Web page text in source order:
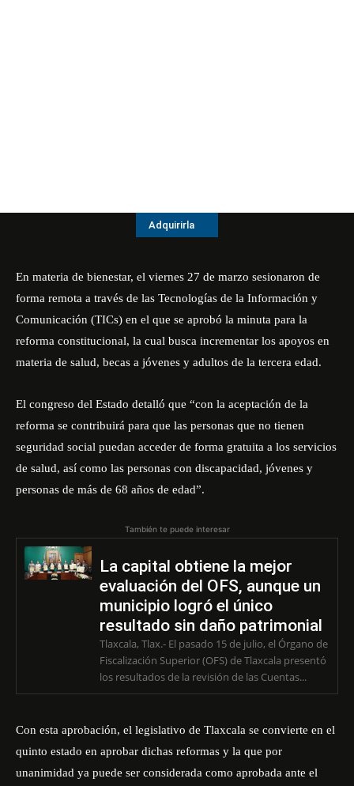
Adquirirla
En materia de bienestar, el viernes 27 de marzo sesionaron de
forma remota a través de las Tecnologías de la Información y
Comunicación (TICs) en el que se aprobó la minuta para la
reforma constitucional, la cual busca incrementar los apoyos en
materia de salud, becas a jóvenes y adultos de la tercera edad.
El congreso del Estado detalló que “con la aceptación de la
reforma se contribuirá para que las personas que no tienen
seguridad social puedan acceder de forma gratuita a los servicios
de salud, así como las personas con discapacidad, jóvenes y
personas de más de 68 años de edad”.
También te puede interesar
La capital obtiene la mejor
evaluación del OFS, aunque un
municipio logró el único
resultado sin daño patrimonial
Tlaxcala, Tlax.- El pasado 15 de julio, el Órgano de
Fiscalización Superior (OFS) de Tlaxcala presentó
los resultados de la revisión de las Cuentas...
Con esta aprobación, el legislativo de Tlaxcala se convierte en el
quinto estado en aprobar dichas reformas y la que por
unanimidad ya puede ser considerada como aprobada ante el